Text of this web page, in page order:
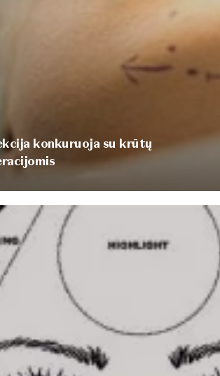
konkuruoja su krūtų